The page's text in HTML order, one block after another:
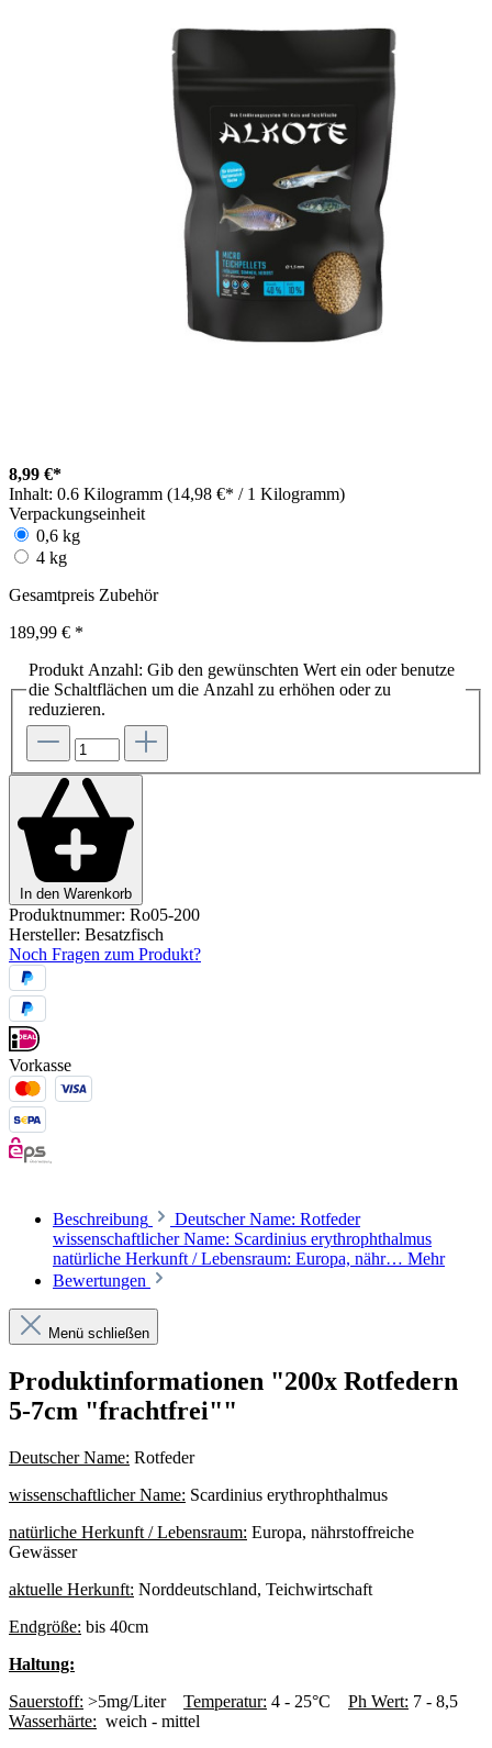
8,99 €*
Inhalt: 0.6 Kilogramm (14,98 €* / 1 Kilogramm)
Verpackungseinheit
0,6 kg
4 kg
Gesamtpreis Zubehör
189,99 € *
Produkt Anzahl: Gib den gewünschten Wert ein oder benutze
die Schaltflächen um die Anzahl zu erhöhen oder zu
reduzieren.
In den Warenkorb
Produktnummer: Ro05-200
Hersteller: Besatzfisch
Noch Fragen zum Produkt?
Vorkasse
Beschreibung
Deutscher Name: Rotfeder
wissenschaftlicher Name: Scardinius erythrophthalmus
natürliche Herkunft / Lebensraum: Europa, nähr… Mehr
Bewertungen
Menü schließen
Produktinformationen "200x Rotfedern
5-7cm "frachtfrei""
Deutscher Name: Rotfeder
wissenschaftlicher Name: Scardinius erythrophthalmus
natürliche Herkunft / Lebensraum: Europa, nährstoffreiche
Gewässer
aktuelle Herkunft: Norddeutschland, Teichwirtschaft
Endgröße: bis 40cm
Haltung:
Sauerstoff: >5mg/Liter Temperatur: 4 - 25°C Ph Wert: 7 - 8,5
Wasserhärte: weich - mittel